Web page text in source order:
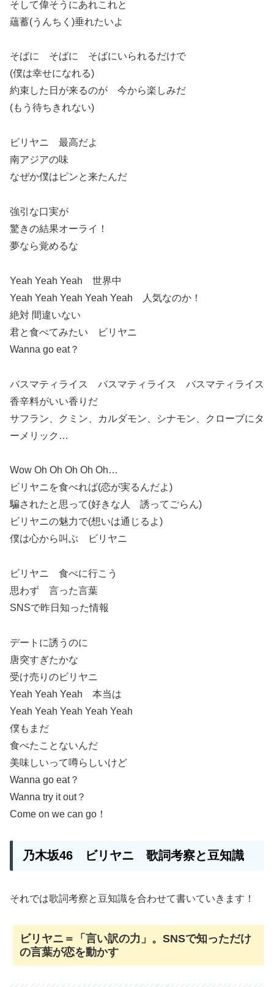
そして偉そうにあれこれと
蘊蓄(うんちく)垂れたいよ
そばに そばに そばにいられるだけで
(僕は幸せになれる)
約束した日が来るのが 今から楽しみだ
(もう待ちきれない)
ビリヤニ 最高だよ
南アジアの味
なぜか僕はピンと来たんだ
強引な口実が
驚きの結果オーライ！
夢なら覚めるな
Yeah Yeah Yeah 世界中
Yeah Yeah Yeah Yeah Yeah 人気なのか！
絶対 間違いない
君と食べてみたい ビリヤニ
Wanna go eat？
バスマティライス バスマティライス バスマティライス
香辛料がいい香りだ
サフラン、クミン、カルダモン、シナモン、クローブにタ
ーメリック…
Wow Oh Oh Oh Oh Oh…
ビリヤニを食べれば(恋が実るんだよ)
騙されたと思って(好きな人 誘ってごらん)
ビリヤニの魅力で(想いは通じるよ)
僕は心から叫ぶ ビリヤニ
ビリヤニ 食べに行こう
思わず 言った言葉
SNSで昨日知った情報
デートに誘うのに
唐突すぎたかな
受け売りのビリヤニ
Yeah Yeah Yeah 本当は
Yeah Yeah Yeah Yeah Yeah
僕もまだ
食べたことないんだ
美味しいって噂らしいけど
Wanna go eat？
Wanna try it out？
Come on we can go！
乃木坂46 ビリヤニ 歌詞考察と豆知識
それでは歌詞考察と豆知識を合わせて書いていきます！
ビリヤニ＝「言い訳の力」。SNSで知っただけ
の言葉が恋を動かす